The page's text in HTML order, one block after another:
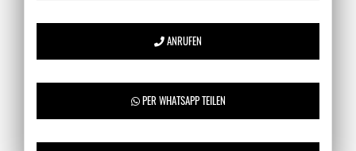
ANRUFEN
PER WHATSAPP TEILEN